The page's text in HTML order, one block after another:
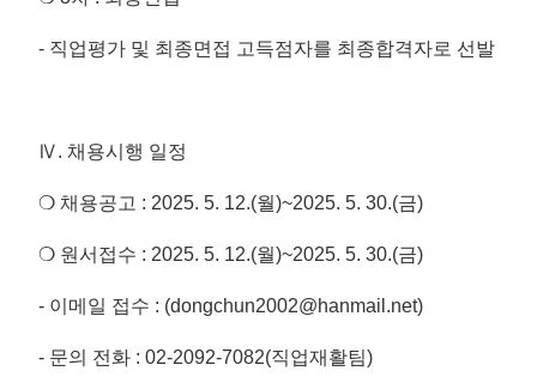
- 직업평가 및 최종면접 고득점자를 최종합격자로 선발
Ⅳ. 채용시행 일정
❍ 채용공고 : 2025. 5. 12.(월)~2025. 5. 30.(금)
❍ 원서접수 : 2025. 5. 12.(월)~2025. 5. 30.(금)
- 이메일 접수 : (dongchun2002@hanmail.net)
- 문의 전화 : 02-2092-7082(직업재활팀)